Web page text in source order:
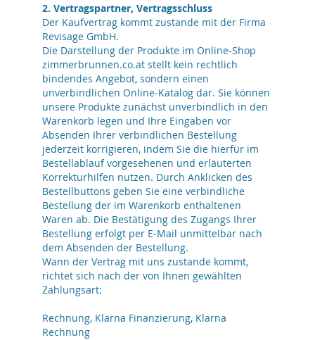
2. Vertragspartner, Vertragsschluss
Der Kaufvertrag kommt zustande mit der Firma
Revisage GmbH.
Die Darstellung der Produkte im Online-Shop
zimmerbrunnen.co.at stellt kein rechtlich
bindendes Angebot, sondern einen
unverbindlichen Online-Katalog dar. Sie können
unsere Produkte zunächst unverbindlich in den
Warenkorb legen und Ihre Eingaben vor
Absenden Ihrer verbindlichen Bestellung
jederzeit korrigieren, indem Sie die hierfür im
Bestellablauf vorgesehenen und erläuterten
Korrekturhilfen nutzen. Durch Anklicken des
Bestellbuttons geben Sie eine verbindliche
Bestellung der im Warenkorb enthaltenen
Waren ab. Die Bestätigung des Zugangs Ihrer
Bestellung erfolgt per E-Mail unmittelbar nach
dem Absenden der Bestellung.
Wann der Vertrag mit uns zustande kommt,
richtet sich nach der von Ihnen gewählten
Zahlungsart:
Rechnung, Klarna Finanzierung, Klarna
Rechnung